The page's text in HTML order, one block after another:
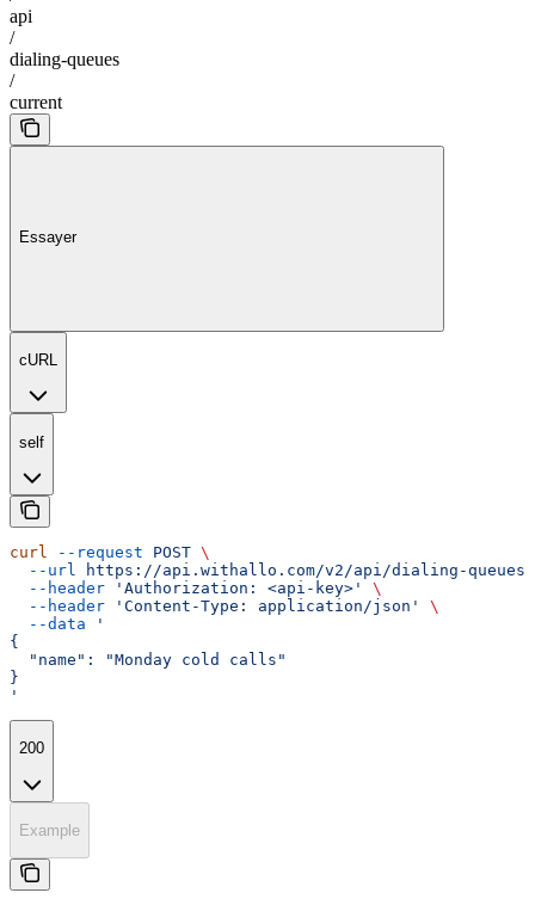
api
/
dialing-queues
/
current
Essayer
cURL
self
curl --request POST \
  --url
https://api.withallo.com/v2/api/dialing-
  --header
'Authorization: <api-key>'
\
  --header
'Content-Type: application/json'
\
  --data
'
{
  "name": "Monday cold calls"
}
'
200
Example